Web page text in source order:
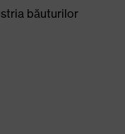
băuturilor